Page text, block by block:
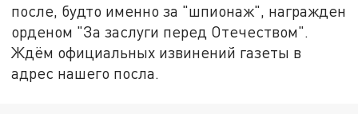
после, будто именно за "шпионаж", награжден
орденом "За заслуги перед Отечеством".
Ждём официальных извинений газеты в
адрес нашего посла.